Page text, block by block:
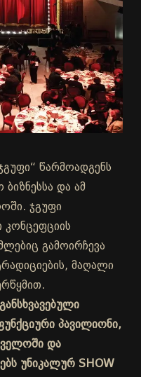
წარმოადგენს
და ამ
ჯგუფი
კონცეფციის
გამოირჩევა
მაღალი
პავილიონი,
და
უნიკალურ SHOW